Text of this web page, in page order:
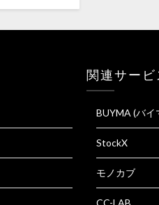
関連サービ
BUYMA (バイ
StockX
モノカブ
CC-LAB